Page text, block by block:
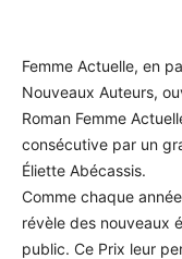
Femme Actuelle, en
Nouveaux Auteurs,
Roman Femme
consécutive par un
Éliette Abécassis.
Comme chaque
révèle des nouveaux
public. Ce Prix leur